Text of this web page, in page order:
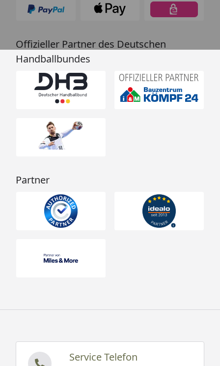
Offizieller Partner des Deutschen
Handballbundes
Partner
Service Telefon